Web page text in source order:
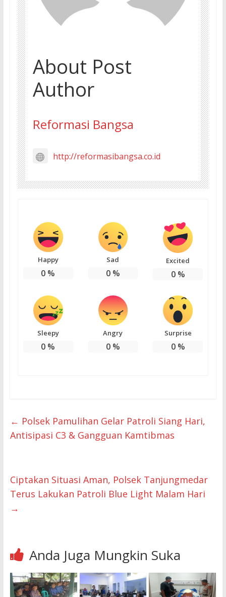
About Post
Author
Reformasi Bangsa
http://reformasibangsa.co.id
Happy
0 %
Sad
0%
Excited
0%
Sleepy
0 %
Angry
0%
Surprise
0%
← Polsek Pamulihan Gelar Patroli Siang Hari,
Antisipasi C3 & Gangguan Kamtibmas
Ciptakan Situasi Aman, Polsek Tanjungmedar
Terus Lakukan Patroli Blue Light Malam Hari
→
Anda Juga Mungkin Suka